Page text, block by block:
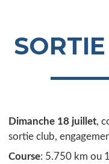
Dimanche 18 juillet,
sortie club,
Course: 5.750 km ou